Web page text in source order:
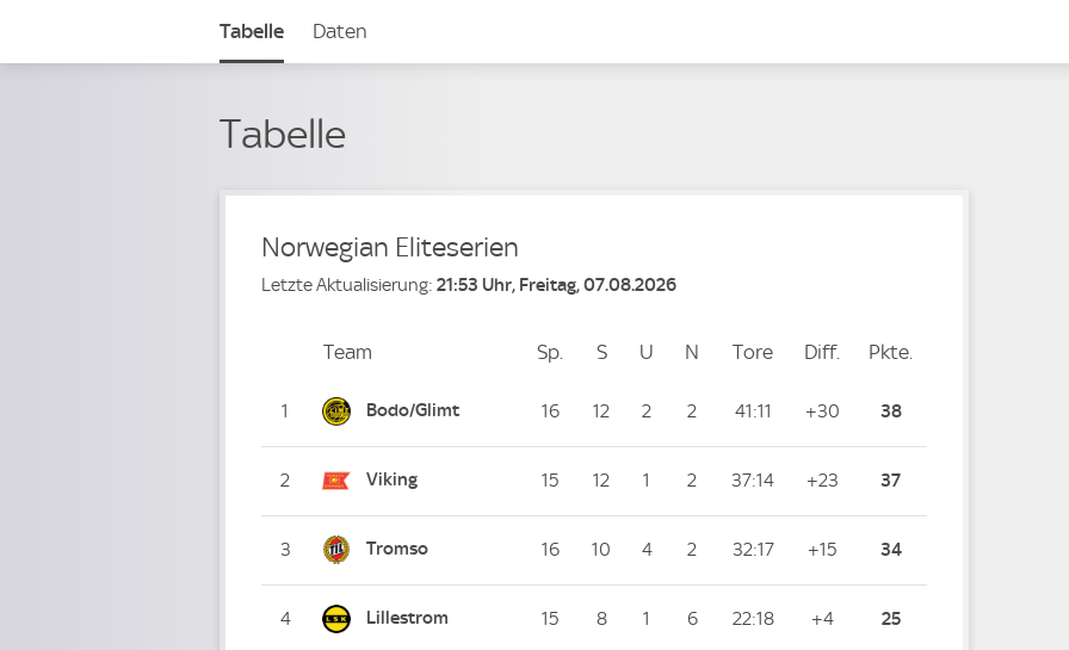
Tabelle Daten
Tabelle
Norwegian Eliteserien
Letzte Aktualisierung: 21:53 Uhr, Freitag, 07.08.2026
PlatzTeam Sp. Spiele
SSiege
U Unentschieden
N Niederlagen
Tore ToreDiff. Differenz
Pkte.
1 Bodo/Glimt 16 12 2 2 41:11 +30 38
2 Viking 15 12 1 2 37:14 +23 37
3 Tromso 16 10 4 2 32:17 +15 34
4 Lillestrom 15 8 1 6 22:18 +4 25